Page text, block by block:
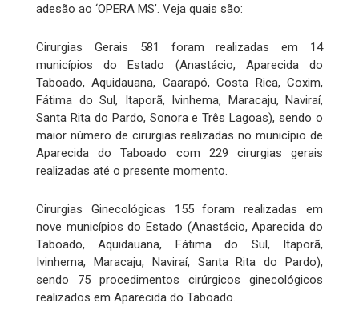
adesão ao ‘OPERA MS’. Veja quais são:
Cirurgias Gerais 581 foram realizadas em 14
municípios do Estado (Anastácio, Aparecida do
Taboado, Aquidauana, Caarapó, Costa Rica, Coxim,
Fátima do Sul, Itaporã, Ivinhema, Maracaju, Naviraí,
Santa Rita do Pardo, Sonora e Três Lagoas), sendo o
maior número de cirurgias realizadas no município de
Aparecida do Taboado com 229 cirurgias gerais
realizadas até o presente momento.
Cirurgias Ginecológicas 155 foram realizadas em
nove municípios do Estado (Anastácio, Aparecida do
Taboado, Aquidauana, Fátima do Sul, Itaporã,
Ivinhema, Maracaju, Naviraí, Santa Rita do Pardo),
sendo 75 procedimentos cirúrgicos ginecológicos
realizados em Aparecida do Taboado.